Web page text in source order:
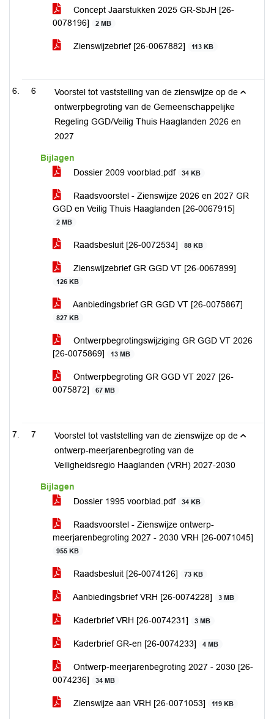
Concept Jaarstukken 2025 GR-SbJH [26-
0078196]
2 MB
Zienswijzebrief [26-0067882] 113 KB
6
Voorstel tot vaststelling van de zienswijze op de
ontwerpbegroting van de Gemeenschappelijke
Regeling GGD/Veilig Thuis Haaglanden 2026 en
2027
Bijlagen
Dossier 2009 voorblad.pdf
34 KB
Raadsvoorstel - Zienswijze 2026 en 2027 GR
GGD en Veilig Thuis Haaglanden [26-0067915]
2 MB
Raadsbesluit [26-0072534] 88 KB
Zienswijzebrief GR GGD VT [26-0067899]
126 KB
Aanbiedingsbrief GR GGD VT [26-0075867]
827 KB
Ontwerpbegrotingswijziging GR GGD VT 2026
[26-0075869]
13 MB
Ontwerpbegroting GR GGD VT 2027 [26-
0075872]
67 MB
7
Voorstel tot vaststelling van de zienswijze op de
ontwerp-meerjarenbegroting van de
Veiligheidsregio Haaglanden (VRH) 2027-2030
Bijlagen
Dossier 1995 voorblad.pdf
34 KB
Raadsvoorstel - Zienswijze ontwerp-
meerjarenbegroting 2027 - 2030 VRH [26-0071045]
955 KB
Raadsbesluit [26-0074126] 73 KB
Aanbiedingsbrief VRH [26-0074228] 3 MB
Kaderbrief VRH [26-0074231] 3 MB
Kaderbrief GR-en [26-0074233] 4 MB
Ontwerp-meerjarenbegroting 2027 - 2030 [26-
0074236]
34 MB
Zienswijze aan VRH [26-0071053] 119 KB